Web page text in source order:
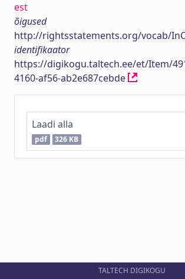
est
õigused
http://rightsstatements.org/vocab/
identifikaator
https://digikogu.taltech.ee/et/Item/
4160-af56-ab2e687cebde
Laadi alla
pdf 326 KB
TALTECH DIGIKOGU